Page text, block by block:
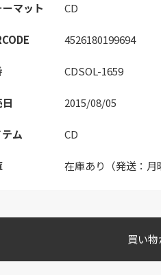
ーマット CD
4526180199694
CDSOL-1659
2015/08/05
ム CD
在庫あり（発送：月
買い